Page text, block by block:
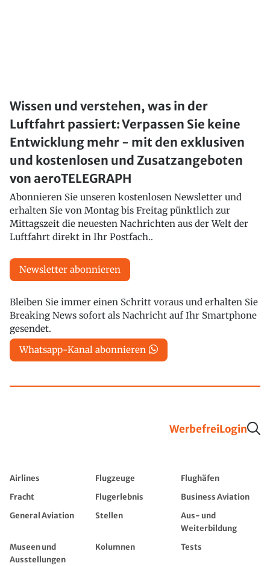
Wissen und verstehen, was in der
Luftfahrt passiert: Verpassen Sie keine
Entwicklung mehr - mit den exklusiven
und kostenlosen und Zusatzangeboten
von aeroTELEGRAPH
Abonnieren Sie unseren kostenlosen Newsletter und
erhalten Sie von Montag bis Freitag pünktlich zur
Mittagszeit die neuesten Nachrichten aus der Welt der
Luftfahrt direkt in Ihr Postfach..
Newsletter abonnieren
Bleiben Sie immer einen Schritt voraus und erhalten Sie
Breaking News sofort als Nachricht auf Ihr Smartphone
gesendet.
Whatsapp-Kanal abonnieren
WerbefreiLogin
Airlines Flugzeuge
Flughäfen
Fracht
Flugerlebnis
Business Aviation
General Aviation
Stellen
Aus- und
Weiterbildung
Museen und
Ausstellungen
Kolumnen Tests